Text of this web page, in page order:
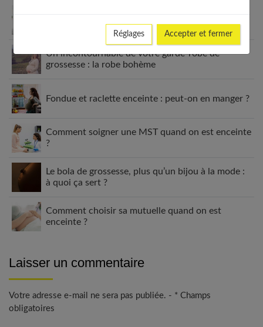
prévenir et soulager
Un incontournable de votre garde-robe de
grossesse : la robe bohème
Fondue et raclette enceinte : peut-on en manger ?
Comment soigner une MST quand on est enceinte
?
Le bola de grossesse, plus qu’un bijou à la mode :
à quoi ça sert ?
Comment choisir sa mutuelle quand on est
enceinte ?
Laisser un commentaire
Votre adresse e-mail ne sera pas publiée. - * Champs
obligatoires
Réglages Accepter et fermer